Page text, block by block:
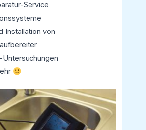
Service
Installation von
Untersuchungen